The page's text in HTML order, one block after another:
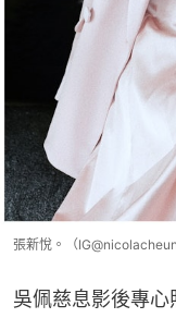
張新悅。（
吳佩慈息影後專